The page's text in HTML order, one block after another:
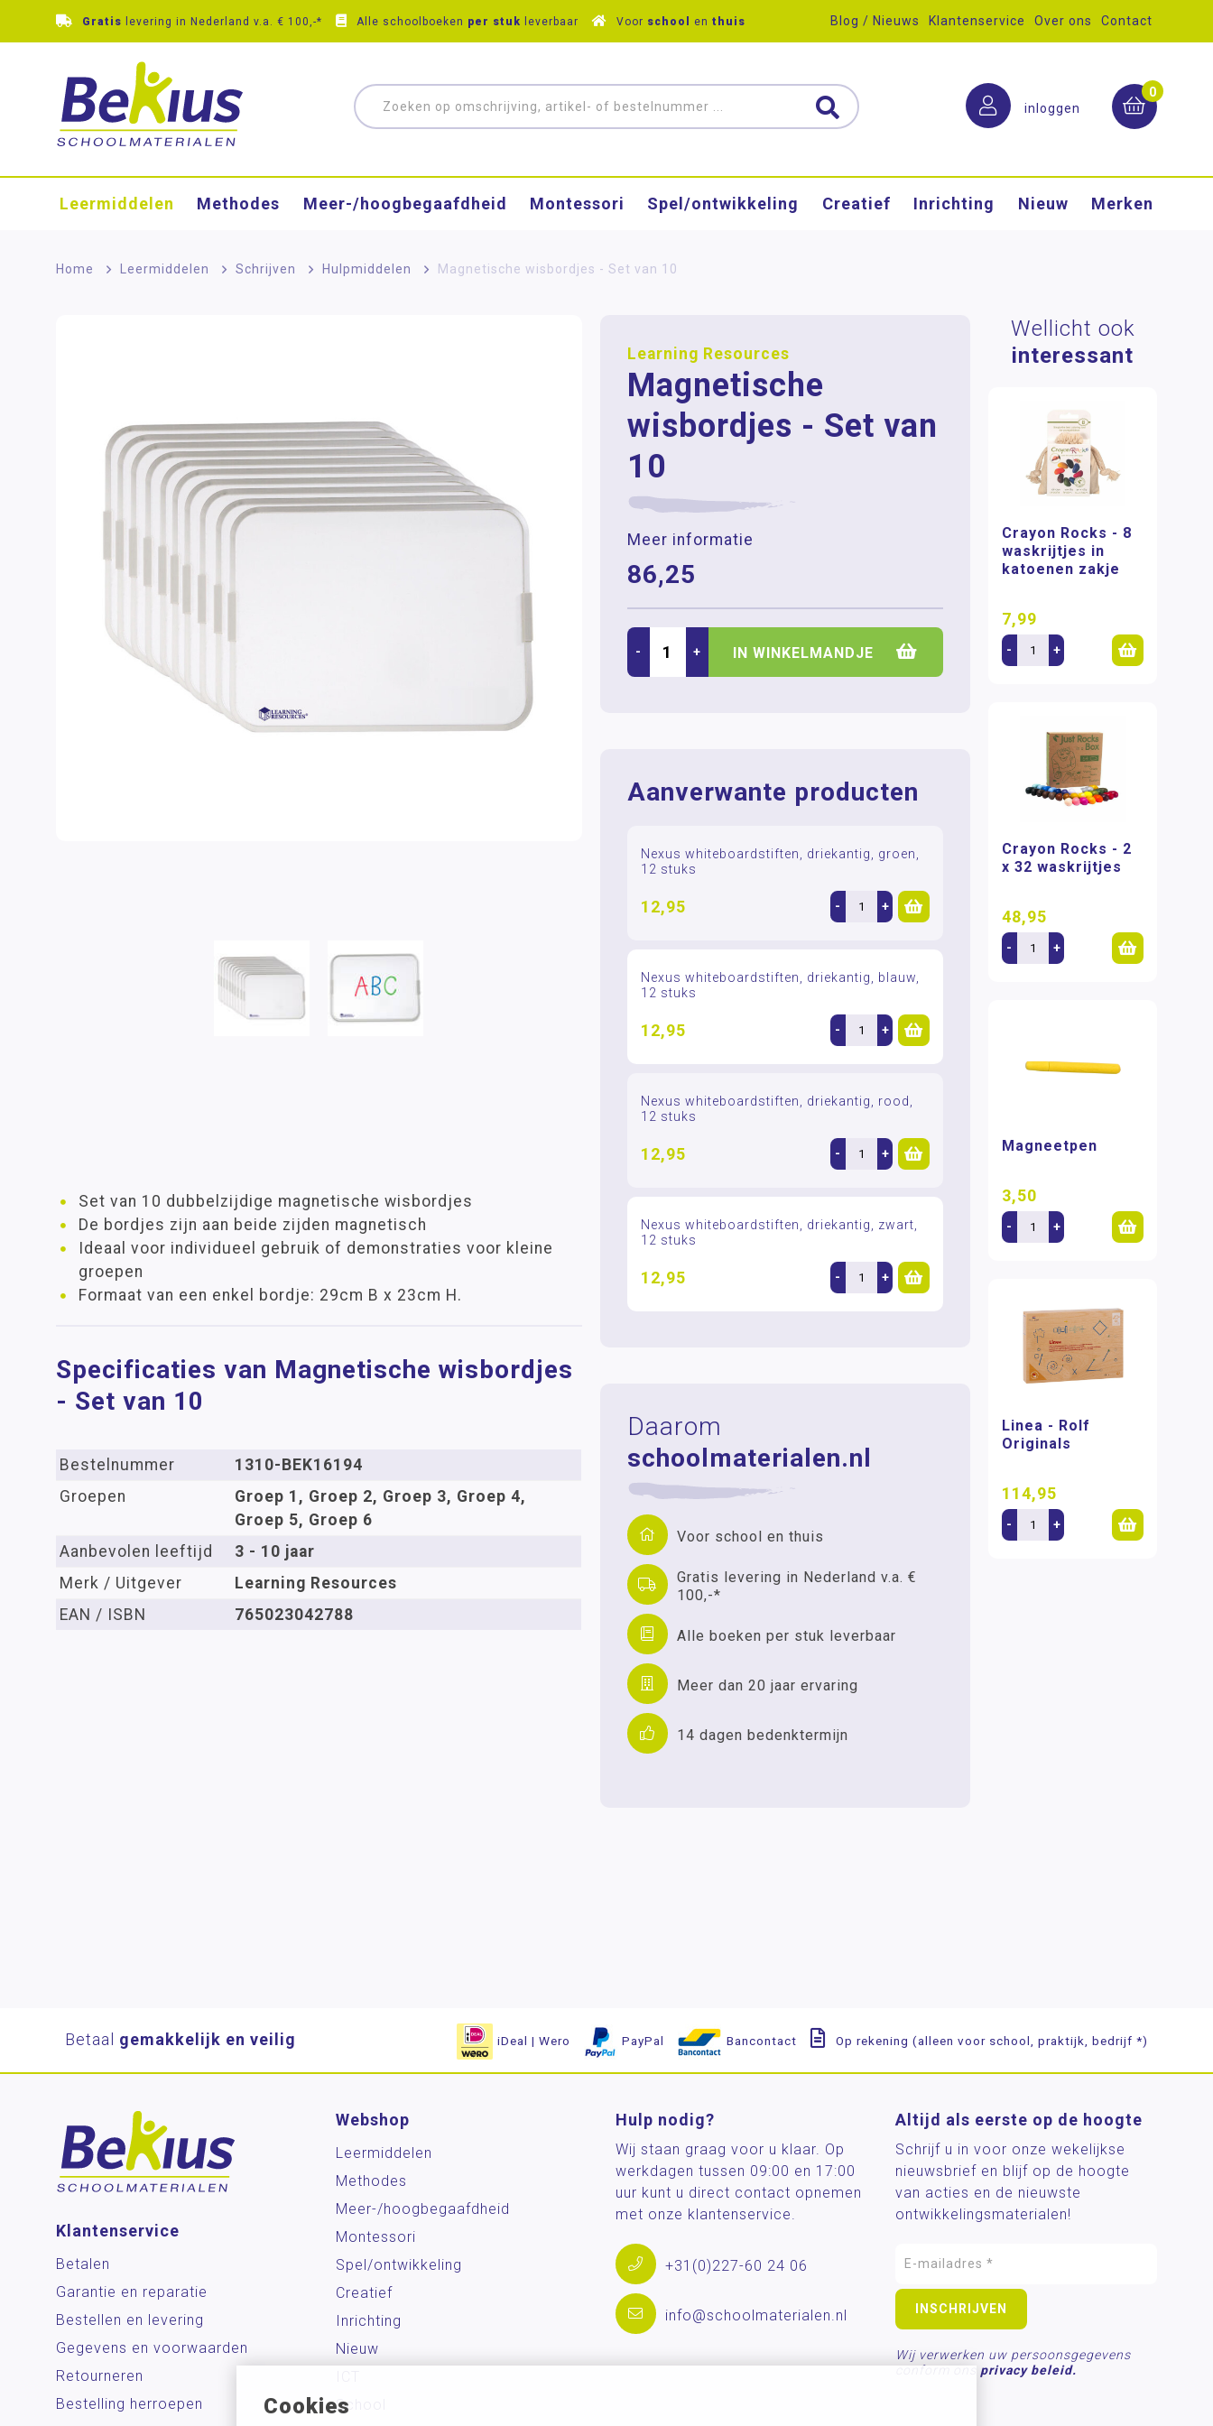
Cookies
Gratis levering in Nederland v.a. € 100,-* Alle schoolboeken per stuk leverbaar Voor school en thuis Blog / Nieuws Klantenservice Over ons Contact
inloggen
0
Leermiddelen Methodes Meer-/hoog­begaafdheid Montessori Spel/ontwikkeling Creatief Inrichting Nieuw Merken
Home > Leermiddelen > Schrijven > Hulpmiddelen > Magnetische wisbordjes - Set van 10
Learning Resources
Magnetische
wisbordjes - Set van
10
Meer informatie
86,25
- + IN WINKELMANDJE
Aanverwante producten
Nexus whiteboardstiften, driekantig, groen,
12 stuks
12,95 - +
Nexus whiteboardstiften, driekantig, blauw,
12 stuks
12,95 - +
Nexus whiteboardstiften, driekantig, rood,
12 stuks
12,95 - +
Nexus whiteboardstiften, driekantig, zwart,
12 stuks
12,95 - +
Daarom
schoolmaterialen.nl
Voor school en thuis
Gratis levering in Nederland v.a. €
100,-*
Alle boeken per stuk leverbaar
Meer dan 20 jaar ervaring
14 dagen bedenktermijn
Set van 10 dubbelzijdige magnetische wisbordjes
De bordjes zijn aan beide zijden magnetisch
Ideaal voor individueel gebruik of demonstraties voor kleine
groepen
Formaat van een enkel bordje: 29cm B x 23cm H.
Specificaties van Magnetische wisbordjes
- Set van 10
Bestelnummer
1310-BEK16194
Groepen
Groep 1, Groep 2, Groep 3, Groep 4,
Groep 5, Groep 6
Aanbevolen leeftijd
3 - 10 jaar
Merk / Uitgever
Learning Resources
EAN / ISBN
765023042788
Wellicht ook
interessant
Crayon Rocks - 8
waskrijtjes in
katoenen zakje
7,99
- +
Crayon Rocks - 2
x 32 waskrijtjes
48,95
- +
Magneetpen
3,50
- +
Linea - Rolf
Originals
114,95
- +
Betaal gemakkelijk en veilig iDeal | Wero PayPal Bancontact Op rekening (alleen voor school, praktijk, bedrijf *)
Klantenservice
Betalen
Garantie en reparatie
Bestellen en levering
Gegevens en voorwaarden
Retourneren
Bestelling herroepen
Webshop
Leermiddelen
Methodes
Meer-/hoog­begaafdheid
Montessori
Spel/ontwikkeling
Creatief
Inrichting
Nieuw
School
Hulp nodig?
Wij staan graag voor u klaar. Op
werkdagen tussen 09:00 en 17:00
uur kunt u direct contact opnemen
met onze klantenservice.
+31(0)227-60 24 06
info@schoolmaterialen.nl
Altijd als eerste op de hoogte
Schrijf u in voor onze wekelijkse
nieuwsbrief en blijf op de hoogte
van acties en de nieuwste
ontwikkelingsmaterialen!
Wij verwerken uw persoonsgegevens
conform ons privacy beleid.